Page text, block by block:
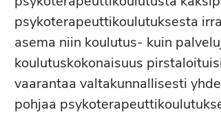
psykoterapeuttikoulutuksesta
asema niin koulutus- kuin
koulutuskokonaisuus
vaarantaa valtakunnallisesti
pohjaa